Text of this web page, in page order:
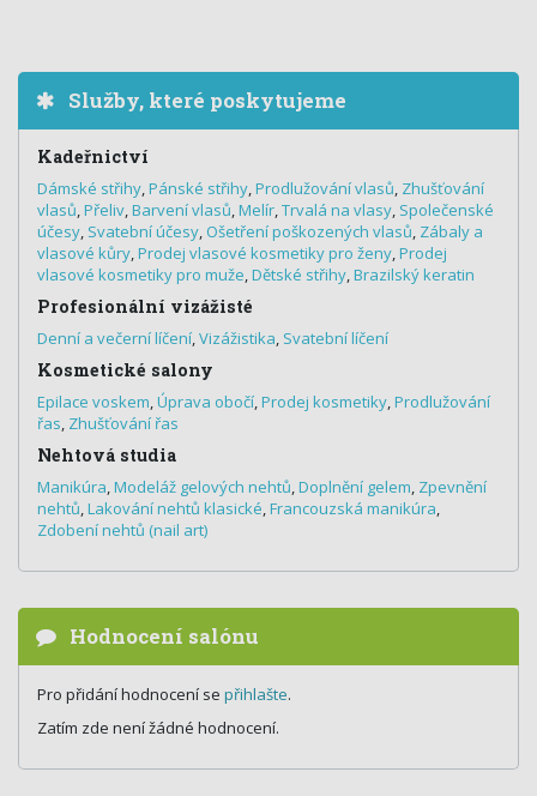
Služby, které poskytujeme
Kadeřnictví
Dámské střihy,Pánské střihy,Prodlužování vlasů, Zhušťování
vlasů,Přeliv,Barvení vlasů,Melír,Trvalá na vlasy, Společenské
účesy, Svatební účesy, Ošetření poškozených vlasů, Zábaly a
vlasové kůry,Prodej vlasové kosmetiky pro ženy,Prodej
vlasové kosmetiky pro muže,Dětské střihy,Brazilský keratin
Profesionální vizážisté
Denní a večerní líčení,Vizážistika, Svatební líčení
Kosmetické salony
Epilace voskem,Úprava obočí,Prodej kosmetiky,Prodlužování
řas, Zhušťování řas
Nehtová studia
Manikúra,Modeláž gelových nehtů,Doplnění gelem, Zpevnění
nehtů,Lakování nehtů klasické,Francouzská manikúra,
Zdobení nehtů (nail art)
Hodnocení salónu
Pro přidání hodnocení se přihlašte.
Zatím zde není žádné hodnocení.